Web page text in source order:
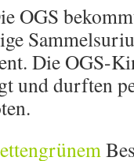
OGS
Die OGS-
und durften